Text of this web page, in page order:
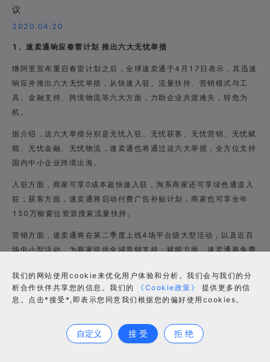
议
2020.04.20
1、速卖通响应春雷计划 推出六大无忧举措
继阿里宣布重启春雷计划之后，全球速卖通于4月17日表示，其迅速
响应并推出六大无忧举措，从快速入驻、流量扶持、营销模式与工
具、金融支持、跨境物流等六大方面，力助企业共渡难关，转危为
机。
据介绍，这六大举措分别是无忧入驻、无忧获客、无忧营销、无忧赋
能、无忧金融、无忧物流，速卖通也将通过这六大举措，全方位支持
国内中小企业跨境出海。
入驻方面，商家可享0成本超快速入驻，淘系商家还可享绿色通道入
驻；获客方面，速卖通将启动付费广告补贴计划，商家也可享全年
150万橱窗位资源搜索流量扶持。
营销方面，速卖通将在第二季度上线4场平台级大型活动，以及近百
场中小型活动，为商家提供全域营销支持；赋能方面，速卖通将免费
金融方面，速卖通将联合支付宝与国内合作银行，实现结汇服务升
级，并在6月启动“低息高额”免抵押信用贷服务；物流方面，速卖通
商家后期提供补贴扶持。
我们的网站使用cookie来优化用户体验和分析。我们会与我们的分
析合作伙伴共享您的信息。我们的
《Cookie政策》
提供更多的信
息。点击*接受*,即表示您同意我们根据您的偏好使用cookies。
自定义 接 受 拒 绝